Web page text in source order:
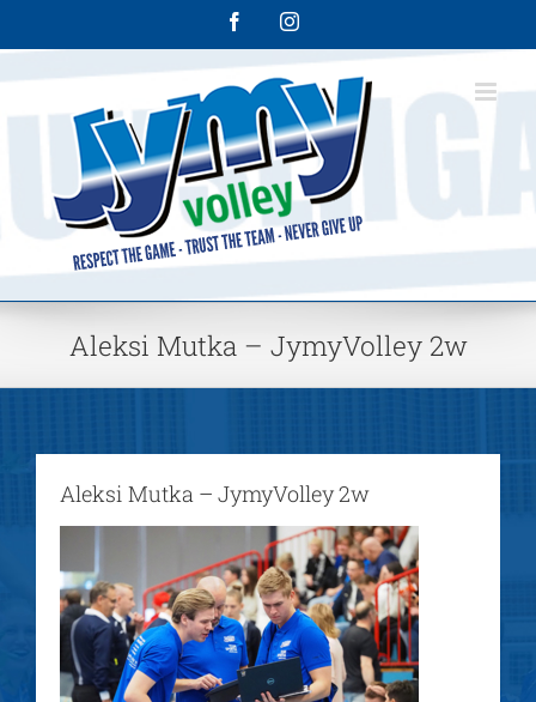
FacebookInstagram
Aleksi Mutka – JymyVolley 2w
Aleksi Mutka – JymyVolley 2w